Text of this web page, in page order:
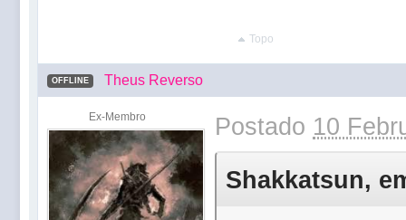
Topo
OFFLINE Theus Reverso
Ex-Membro Postado 10
Shakkatsun,